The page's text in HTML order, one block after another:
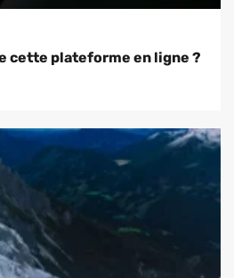
cette plateforme en ligne ?